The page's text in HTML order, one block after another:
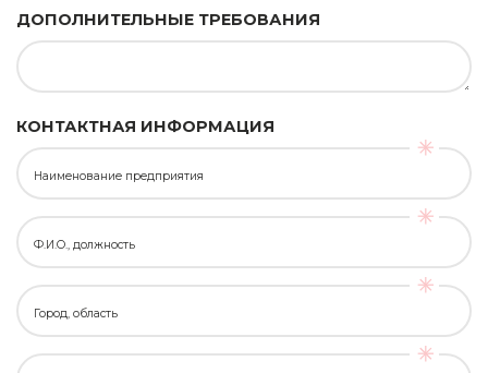
ДОПОЛНИТЕЛЬНЫЕ ТРЕБОВАНИЯ
КОНТАКТНАЯ ИНФОРМАЦИЯ
Наименование предприятия
Ф.И.О., должность
Город, область